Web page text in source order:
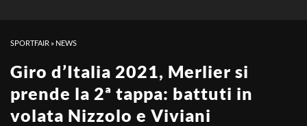
SPORTFAIR » NEWS
Giro d’Italia 2021, Merlier si
prende la 2ª tappa: battuti in
volata Nizzolo e Viviani